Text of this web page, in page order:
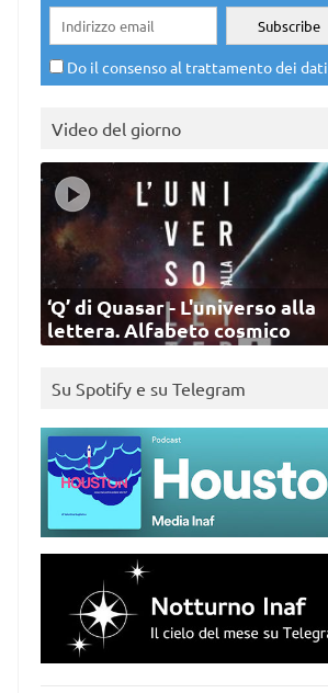
Do il consenso al trattamento dei dati
Video del giorno
‘Q’ di Quasar - L'universo alla
lettera. Alfabeto cosmico
Su Spotify e su Telegram